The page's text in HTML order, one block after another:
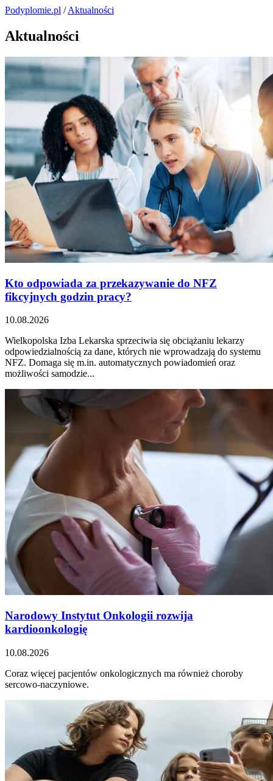
Podyplomie.pl /Aktualności
Aktualności
Kto odpowiada za przekazywanie do NFZ
fikcyjnych godzin pracy?
10.08.2026
Wielkopolska Izba Lekarska sprzeciwia się obciążaniu lekarzy
odpowiedzialnością za dane, których nie wprowadzają do systemu
NFZ. Domaga się m.in. automatycznych powiadomień oraz
możliwości samodzie...
Narodowy Instytut Onkologii rozwija
kardioonkologię
10.08.2026
Coraz więcej pacjentów onkologicznych ma również choroby
sercowo-naczyniowe.